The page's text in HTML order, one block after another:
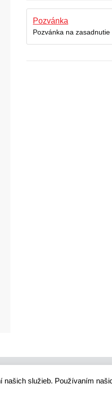
Pozvánka
Pozvánka na
Námestie A. Hlinku
našich služieb. Používaním